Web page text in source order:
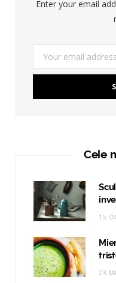
Enter your email
Cele
15
23